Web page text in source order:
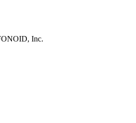
Inc.